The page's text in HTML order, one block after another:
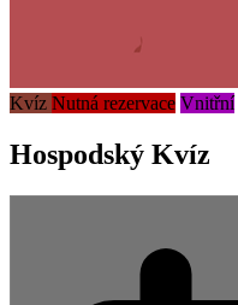
Kvíz Nutná rezervace Vnitřní
Hospodský Kvíz